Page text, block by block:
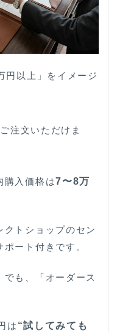
円以上」をイメージ
ご注文いただけま
購入価格は7〜8万
クトショップのセン
ート付きです。
も、「オーダース
は “試してみても